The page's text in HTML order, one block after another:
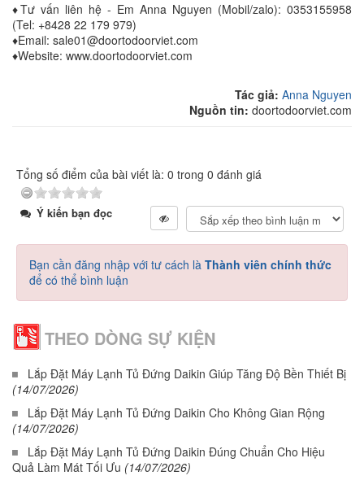
♦Tư vấn liên hệ - Em Anna Nguyen (Mobil/zalo): 0353155958
(Tel: +8428 22 179 979)
♦Email: sale01@doortodoorviet.com
♦Website: www.doortodoorviet.com
Tác giả: Anna Nguyen
Nguồn tin: doortodoorviet.com
Tổng số điểm của bài viết là: 0 trong 0 đánh giá
Ý kiến bạn đọc
Bạn cần đăng nhập với tư cách là Thành viên chính thức
để có thể bình luận
THEO DÒNG SỰ KIỆN
Lắp Đặt Máy Lạnh Tủ Đứng Daikin Giúp Tăng Độ Bền Thiết Bị
(14/07/2026)
Lắp Đặt Máy Lạnh Tủ Đứng Daikin Cho Không Gian Rộng
(14/07/2026)
Lắp Đặt Máy Lạnh Tủ Đứng Daikin Đúng Chuẩn Cho Hiệu
Quả Làm Mát Tối Ưu (14/07/2026)